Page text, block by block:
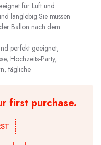
für Luft und
langlebig.Sie müssen
Ballon nach dem
perfekt geeignet,
Hochzeits-Party,
tägliche
first purchase.